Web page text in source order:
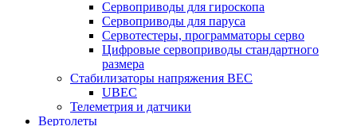
Сервоприводы для гироскопа
Сервоприводы для паруса
Сервотестеры, программаторы серво
Цифровые сервоприводы стандартного
размера
Стабилизаторы напряжения BEC
UBEC
Телеметрия и датчики
Вертолеты